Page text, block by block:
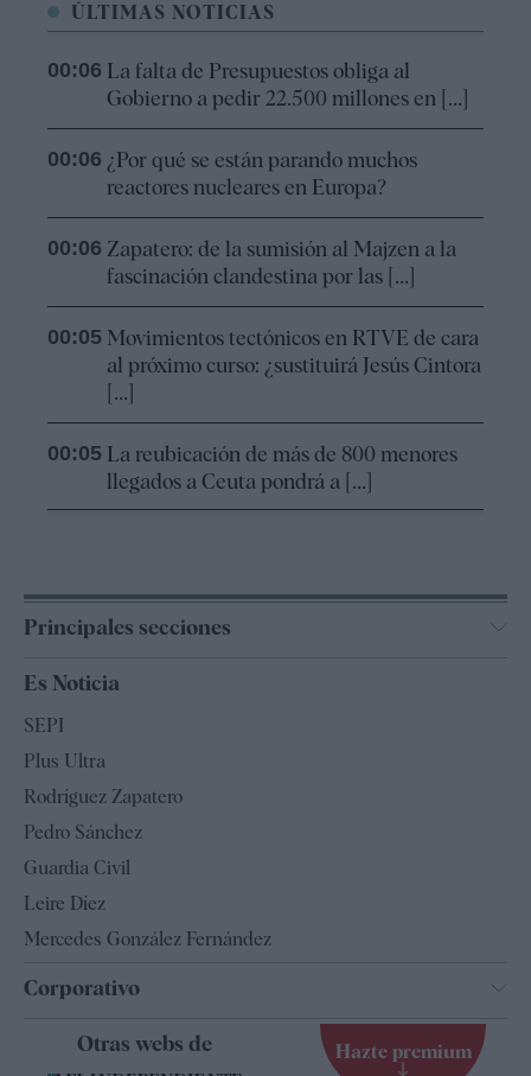
ÚLTIMAS NOTICIAS
00:06 La falta de Presupuestos obliga al
Gobierno a pedir 22.500 millones en [...]
00:06 ¿Por qué se están parando muchos
reactores nucleares en Europa?
00:06 Zapatero: de la sumisión al Majzen a la
fascinación clandestina por las [...]
00:05 Movimientos tectónicos en RTVE de cara
al próximo curso: ¿sustituirá Jesús Cintora
[...]
00:05 La reubicación de más de 800 menores
llegados a Ceuta pondrá a [...]
Principales secciones
España
Televisión
Es Noticia
SEPI
Plus Ultra
Rodríguez Zapatero
Pedro Sánchez
Guardia Civil
Leire Díez
Mercedes González Fernández
Corporativo
Contacto
Otras webs de Hazte premium